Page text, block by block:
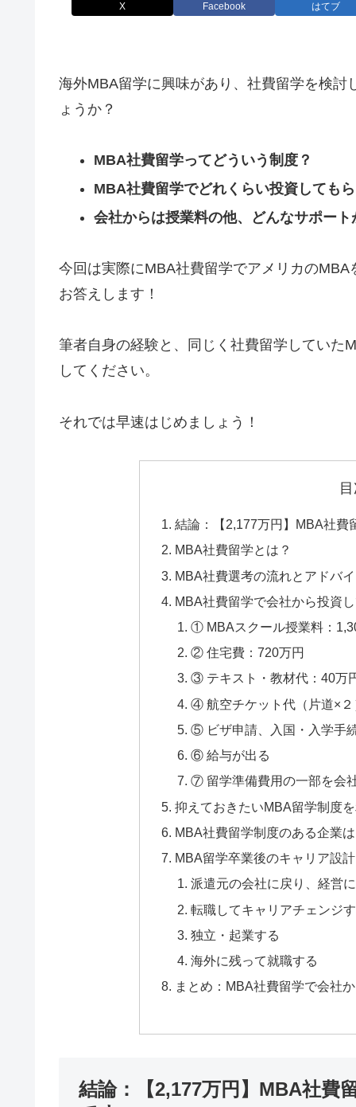
X Facebook はてブ
海外MBA留学に興味があり、社費留学を検
ょうか？
MBA社費留学ってどういう制度？
MBA社費留学でどれくらい投資しても
会社からは授業料の他、どんなサポー
今回は実際にMBA社費留学でアメリカのMBA
お答えします！
筆者自身の経験と、同じく社費留学していた
してください。
それでは早速はじめましょう！
結論：【2,177万円】MBA社費
MBA社費留学とは？
MBA社費選考の流れとアドバ
MBA社費留学で会社から投資
① MBAスクール授業料：
② 住宅費：720万円
③ テキスト・教材代：40万
④ 航空チケット代（片道×２
⑤ ビザ申請、入国・入学手
⑥ 給与が出る
⑦ 留学準備費用の一部を会
抑えておきたいMBA留学制度
MBA社費留学制度のある企業
MBA留学卒業後のキャリア設計
派遣元の会社に戻り、経営
転職してキャリアチェンジ
独立・起業する
海外に残って就職する
まとめ：MBA社費留学で会社
結論：【2,177万円】MBA社費